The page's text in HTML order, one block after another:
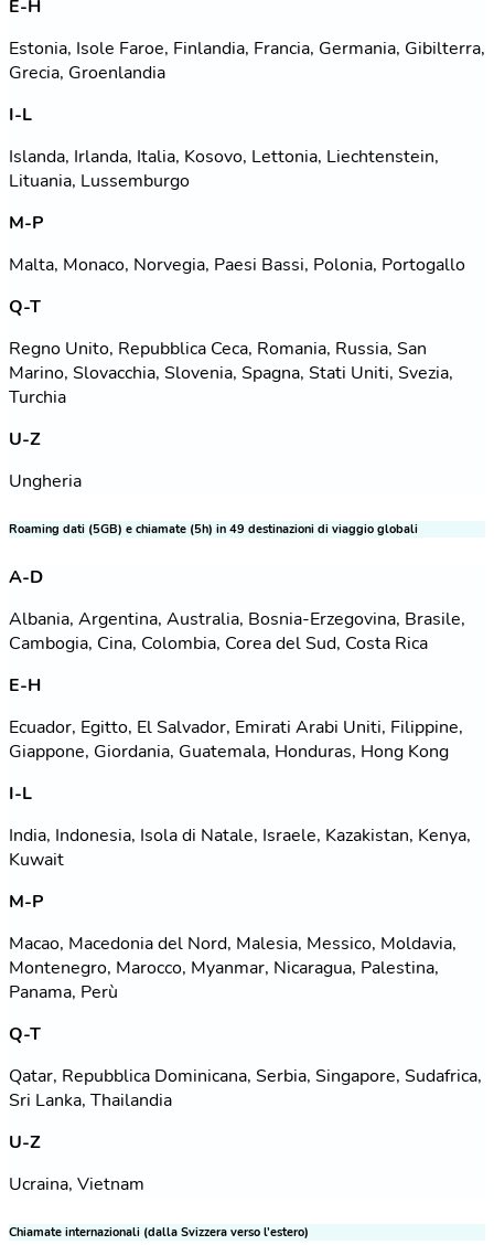
E-H
Estonia, Isole Faroe, Finlandia, Francia, Germania, Gibilterra,
Grecia, Groenlandia
I-L
Islanda, Irlanda, Italia, Kosovo, Lettonia, Liechtenstein,
Lituania, Lussemburgo
M-P
Malta, Monaco, Norvegia, Paesi Bassi, Polonia, Portogallo
Q-T
Regno Unito, Repubblica Ceca, Romania, Russia, San
Marino, Slovacchia, Slovenia, Spagna, Stati Uniti, Svezia,
Turchia
U-Z
Ungheria
Roaming dati (5GB) e chiamate (5h) in 49 destinazioni di viaggio globali
A-D
Albania, Argentina, Australia, Bosnia-Erzegovina, Brasile,
Cambogia, Cina, Colombia, Corea del Sud, Costa Rica
E-H
Ecuador, Egitto, El Salvador, Emirati Arabi Uniti, Filippine,
Giappone, Giordania, Guatemala, Honduras, Hong Kong
I-L
India, Indonesia, Isola di Natale, Israele, Kazakistan, Kenya,
Kuwait
M-P
Macao, Macedonia del Nord, Malesia, Messico, Moldavia,
Montenegro, Marocco, Myanmar, Nicaragua, Palestina,
Panama, Perù
Q-T
Qatar, Repubblica Dominicana, Serbia, Singapore, Sudafrica,
Sri Lanka, Thailandia
U-Z
Ucraina, Vietnam
Chiamate internazionali (dalla Svizzera verso l’estero)